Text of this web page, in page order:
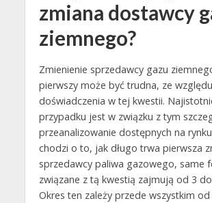
zmiana dostawcy
ziemnego?
Zmienienie sprzedawcy gazu
pierwszy może być trudna, ze
doświadczenia w tej kwestii.
przypadku jest w związku z tym
przeanalizowanie dostępnych na
chodzi o to, jak długo trwa pierwsza
sprzedawcy paliwa gazowego, same
związane z tą kwestią zajmują od 3
Okres ten zależy przede wszystkim